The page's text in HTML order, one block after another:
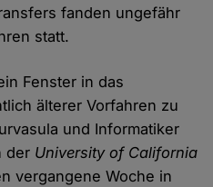
fanden ungefähr
statt.
Fenster in das
älterer Vorfahren zu
und Informatiker
der University of California
vergangene Woche in